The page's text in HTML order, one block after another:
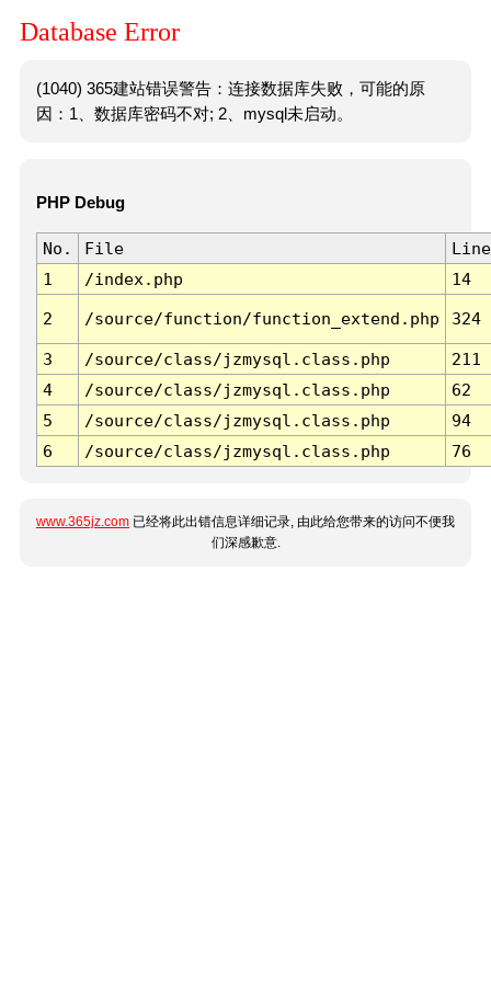
Database Error
(1040) 365建站错误警告：连接数据库失败，可能的原
因：1、数据库密码不对; 2、mysql未启动。
PHP Debug
No. File
Line
1
/index.php 14
2 /source/function/function_extend.php 324
3 /source/class/jzmysql.class.php
211
4
/source/class/jzmysql.class.php
62
5
/source/class/jzmysql.class.php
94
6
/source/class/jzmysql.class.php 76
www.365jz.com 已经将此出错信息详细记录, 由此给您带来的访问不便我
们深感歉意.